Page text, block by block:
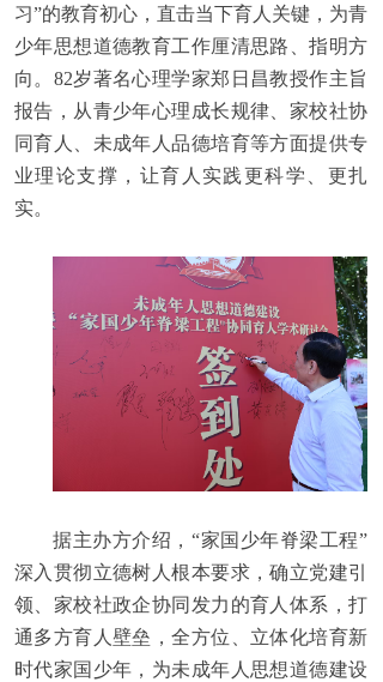
习”的教育初心，直击当下育人关键，为青
少年思想道德教育工作厘清思路、指明方
向。82岁著名心理学家郑日昌教授作主旨
报告，从青少年心理成长规律、家校社协
同育人、未成年人品德培育等方面提供专
业理论支撑，让育人实践更科学、更扎
实。
据主办方介绍，“家国少年脊梁工程”
深入贯彻立德树人根本要求，确立党建引
领、家校社政企协同发力的育人体系，打
通多方育人壁垒，全方位、立体化培育新
时代家国少年，为未成年人思想道德建设